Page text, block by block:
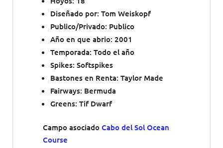
Temporada: Todo el año
Spikes: Softspikes
Bastones en Renta: Taylor Made
Fairways: Bermuda
Greens: Tif Dwarf
Campo asociadoCabo del Sol Ocean
Course